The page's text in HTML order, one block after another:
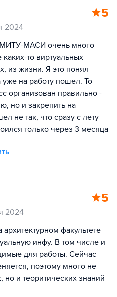
5
2024
МИТУ-МАСИ очень много
то виртуальных
из жизни. Я это понял
уже на работу пошел. То
организован правильно -
но и закрепить на
не так, что сразу с лету
только через 3 месяца
5
2024
факультете
инфу. В том числе и
для работы. Сейчас
поэтому много не
но и теоритических знаний